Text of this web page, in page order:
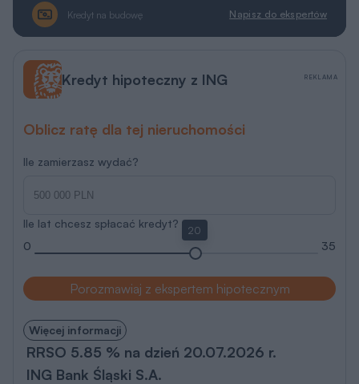
Kredyt na budowę Napisz do ekspertów
Kredyt hipoteczny z ING
Oblicz ratę dla tej nieruchomości
Ile zamierzasz wydać?
Ile lat chcesz spłacać kredyt?
0
20
35
Porozmawiaj z ekspertem hipotecznym
Więcej informacji
RRSO 5.85 % na dzień 20.07.2026 r.
ING Bank Śląski S.A.
REKLAMA